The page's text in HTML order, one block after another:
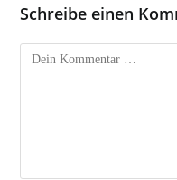
Schreibe einen